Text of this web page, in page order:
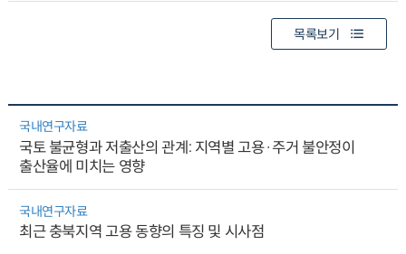
목록보기
국내연구자료
국토 불균형과 저출산의 관계: 지역별 고용·주거 불안정이
출산율에 미치는 영향
국내연구자료
최근 충북지역 고용 동향의 특징 및 시사점